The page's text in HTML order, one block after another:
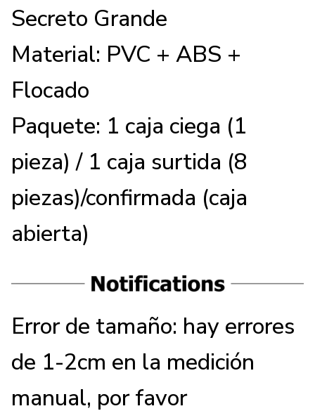
Secreto Grande
Material: PVC + ABS +
Flocado
Paquete: 1 caja ciega (1
pieza) / 1 caja surtida (8
piezas)/confirmada (caja
abierta)
Error de tamaño: hay errores
de 1-2cm en la medición
manual, por favor